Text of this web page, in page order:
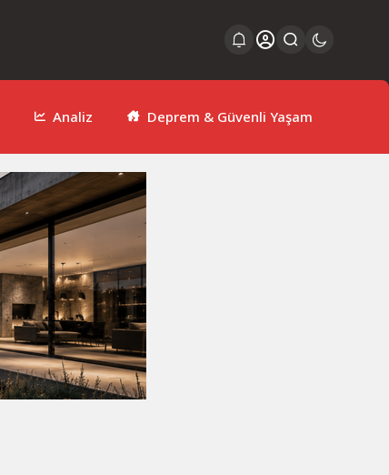
Analiz Deprem & Güvenli Yaşam